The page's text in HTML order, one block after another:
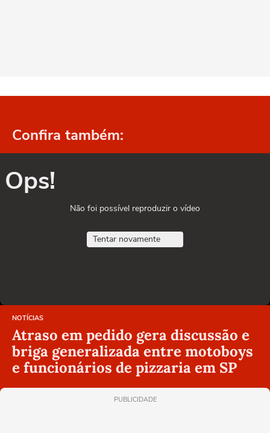
Confira também:
Ops!
Não foi possível reproduzir o vídeo
Tentar novamente
NOTÍCIAS
Atraso em pedido gera discussão e
briga generalizada entre motoboys
e funcionários de pizzaria em SP
PUBLICIDADE